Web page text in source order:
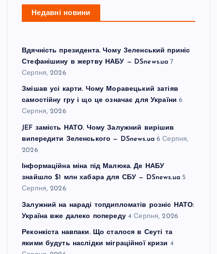
Недавні новини
Вдячність президента. Чому Зеленський приніс
Стефанішину в жертву НАБУ — DSnews.ua 7
Серпня, 2026
Змішав усі карти. Чому Моравецький затіяв
самостійну гру і що це означає для України 6
Серпня, 2026
JEF замість НАТО. Чому Залужний вирішив
випередити Зеленського — DSnews.ua 6 Серпня,
2026
Інформаційна міна під Малюка. Де НАБУ
знайшло $1 млн хабара для СБУ — DSnews.ua 5
Серпня, 2026
Залужний на нараді топдипломатів розніс НАТО:
Україна вже далеко попереду 4 Серпня, 2026
Реконкіста навпаки. Що сталося в Сеуті та
якими будуть наслідки міграційної кризи 4